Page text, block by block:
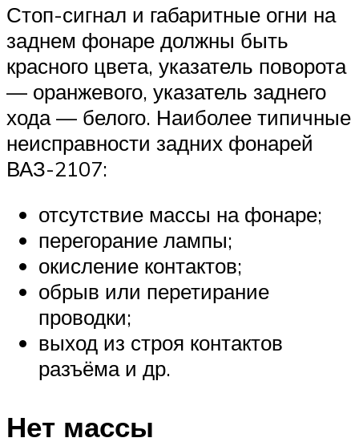
Стоп-сигнал и габаритные огни на
заднем фонаре должны быть
красного цвета, указатель поворота
— оранжевого, указатель заднего
хода — белого. Наиболее типичные
неисправности задних фонарей
ВАЗ-2107:
отсутствие массы на фонаре;
перегорание лампы;
окисление контактов;
обрыв или перетирание
проводки;
выход из строя контактов
разъёма и др.
Нет массы